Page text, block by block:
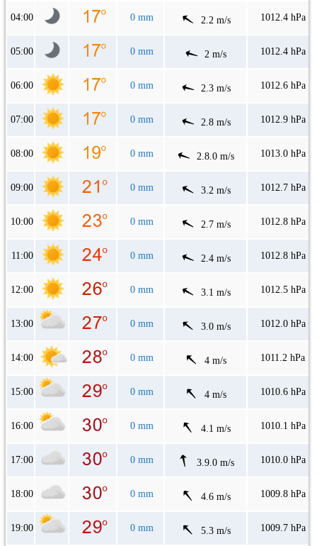
04:00 0 mm 2.2 m/s 1012.4 hPa
05:00 0 mm 2 m/s 1012.4 hPa
06:00 0 mm 2.3 m/s 1012.6 hPa
07:00 0 mm 2.8 m/s 1012.9 hPa
08:00 0 mm 2.8.0 m/s 1013.0 hPa
09:00 0 mm 3.2 m/s 1012.7 hPa
10:00 0 mm 2.7 m/s 1012.8 hPa
11:00 0 mm 2.4 m/s 1012.8 hPa
12:00 0 mm 3.1 m/s 1012.5 hPa
13:00 0 mm 3.0 m/s 1012.0 hPa
14:00 0 mm 4 m/s 1011.2 hPa
15:00 0 mm 4 m/s 1010.6 hPa
16:00 0 mm 4.1 m/s 1010.1 hPa
17:00 0 mm 3.9.0 m/s 1010.0 hPa
18:00 0 mm 4.6 m/s 1009.8 hPa
19:00 0 mm 5.3 m/s 1009.7 hPa